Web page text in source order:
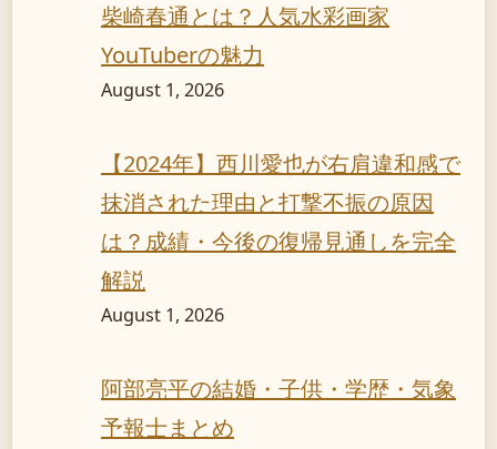
柴崎春通とは？人気水彩画家
YouTuberの魅力
August 1, 2026
【2024年】西川愛也が右肩違和感で
抹消された理由と打撃不振の原因
は？成績・今後の復帰見通しを完全
解説
August 1, 2026
阿部亮平の結婚・子供・学歴・気象
予報士まとめ